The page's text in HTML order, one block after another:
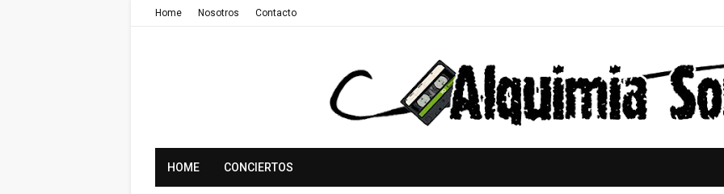
Home Nosotros Contacto
HOME CONCIERTOS